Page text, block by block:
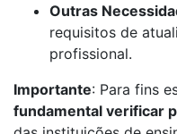
Outras
requisitos de
profissional.
Importante: Para fins
fundamental verificar